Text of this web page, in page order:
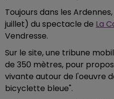
Toujours dans les
juillet) du spectacle de La
Vendresse.
Sur le site, une tribune
de 350 mètres, pour
vivante autour de l'oeuvre
bicyclette bleue".